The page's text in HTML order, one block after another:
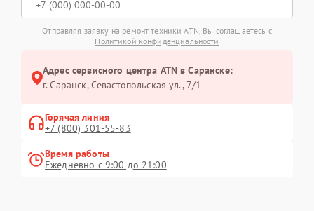
Отправляя заявку на ремонт техники ATN, Вы соглашаетесь с
Политикой конфиденциальности
Адрес сервисного центра ATN в Саранске:
г. Саранск, Севастопольская ул., 7/1
Горячая линия
+7 (800) 301-55-83
Время работы
Ежедневно с 9:00 до 21:00